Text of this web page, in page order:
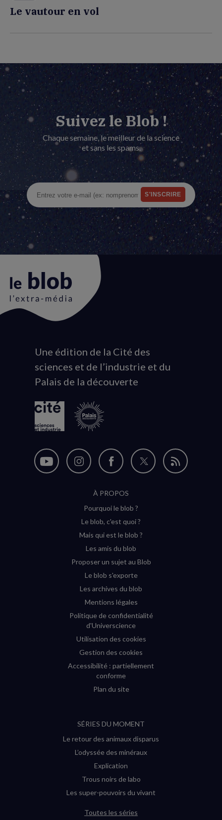
Le vautour en vol
Suivez le Blob !
Chaque semaine, le meilleur de la science
et sans les spams.
Animation
du
logo
Une édition de la Cité des
sciences et de l’industrie et du
Palais de la découverte
Nous
Nous
Instagram
(nouvelle
Nous
sur
Facebook
(nouvelle
Nous
Flux
À PROPOS
Pourquoi le blob ?
Le blob, c'est quoi ?
Mais qui est le blob ?
Les amis du blob
Proposer un sujet au Blob
Le blob s'exporte
Les archives du blob
Mentions légales
Politique de confidentialité
d'Universcience
Utilisation des cookies
Gestion des cookies
Accessibilité : partiellement
conforme
Plan du site
SÉRIES DU MOMENT
Le retour des animaux disparus
L’odyssée des minéraux
Explication
Trous noirs de labo
Les super-pouvoirs du vivant
Toutes les séries